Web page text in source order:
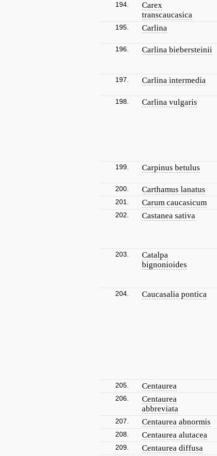
194.
Carex
transcaucasica
195. Carlina
196. Carlina biebersteinii
197. Carlina intermedia
198. Carlina vulgaris
199. Carpinus betulus
200. Carthamus lanatus
201. Carum caucasicum
202. Castanea sativa
203.
Catalpa
bignonioides
204. Caucasalia pontica
205. Centaurea
206.
Centaurea
abbreviata
207. Centaurea abnormis
208. Centaurea alutacea
209. Centaurea diffusa